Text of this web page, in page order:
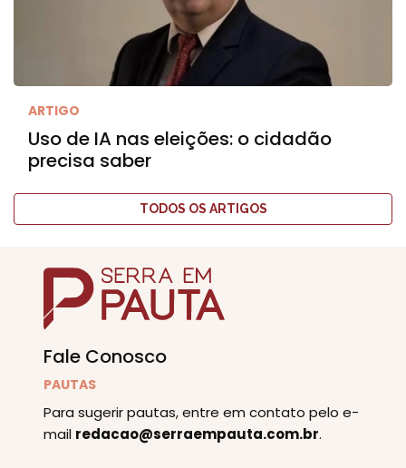
ARTIGO
Uso de IA nas eleições: o cidadão
precisa saber
TODOS OS ARTIGOS
Fale Conosco
PAUTAS
Para sugerir pautas, entre em contato pelo e-
mail redacao@serraempauta.com.br.